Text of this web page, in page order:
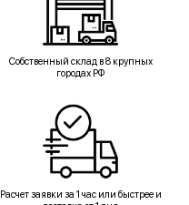
Собственный склад в 8 крупных
городах РФ
Расчет заявки за 1 час или быстрее и